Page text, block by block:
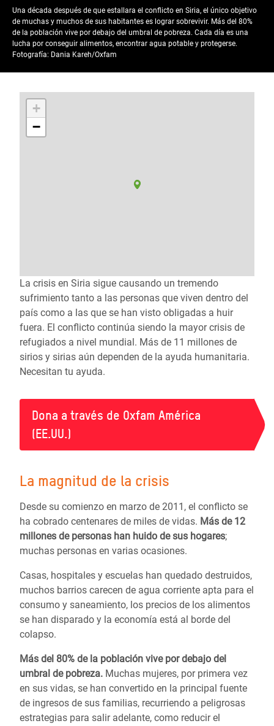
Una década después de que estallara el conflicto en Siria, el único objetivo
de muchas y muchos de sus habitantes es lograr sobrevivir. Más del 80%
de la población vive por debajo del umbral de pobreza. Cada día es una
lucha por conseguir alimentos, encontrar agua potable y protegerse.
Fotografía: Dania Kareh/Oxfam
+
−
La crisis en Siria sigue causando un tremendo
sufrimiento tanto a las personas que viven dentro del
país como a las que se han visto obligadas a huir
fuera. El conflicto continúa siendo la mayor crisis de
refugiados a nivel mundial. Más de 11 millones de
sirios y sirias aún dependen de la ayuda humanitaria.
Necesitan tu ayuda.
Dona a través de Oxfam América
(EE.UU.)
La magnitud de la crisis
Desde su comienzo en marzo de 2011, el conflicto se
ha cobrado centenares de miles de vidas. Más de 12
millones de personas han huido de sus hogares;
muchas personas en varias ocasiones.
Casas, hospitales y escuelas han quedado destruidos,
muchos barrios carecen de agua corriente apta para el
consumo y saneamiento, los precios de los alimentos
se han disparado y la economía está al borde del
colapso.
Más del 80% de la población vive por debajo del
umbral de pobreza. Muchas mujeres, por primera vez
en sus vidas, se han convertido en la principal fuente
de ingresos de sus familias, recurriendo a peligrosas
estrategias para salir adelante, como reducir el